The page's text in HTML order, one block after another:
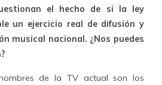
el hecho de si la ley
un ejercicio real de difusión y
musical nacional. ¿Nos puedes
de la TV actual son los